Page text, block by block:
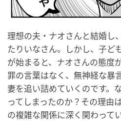
理想の夫・ナオさんと結婚し
たりいなさん。しかし、子ど
が始まると、ナオさんの態度
罪の言葉はなく、無神経な暴
妻を追い詰めていくのです。
ってしまったのか？その理由
の複雑な関係に深く関わって